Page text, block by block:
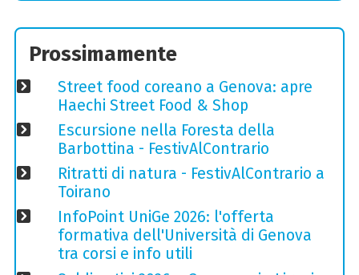
Prossimamente
Street food coreano a Genova: apre
Haechi Street Food & Shop
Escursione nella Foresta della
Barbottina - FestivAlContrario
Ritratti di natura - FestivAlContrario a
Toirano
InfoPoint UniGe 2026: l'offerta
formativa dell'Università di Genova
tra corsi e info utili